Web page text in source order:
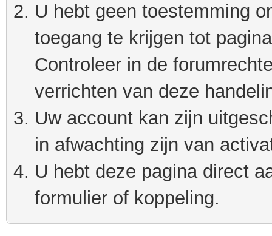
U hebt geen toestemming
toegang te krijgen tot
Controleer in de
verrichten van deze
Uw account kan zijn
in afwachting zijn van
U hebt deze pagina direct
formulier of koppeling.